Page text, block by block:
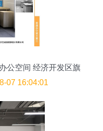
公空间 经济开发区旗
解析
07 16:04:01